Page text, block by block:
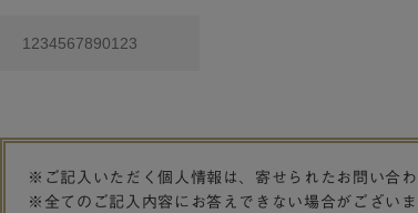
※ご記入いただく個人情報は、寄せられたお問い合
※全てのご記入内容にお答えできない場合がございま